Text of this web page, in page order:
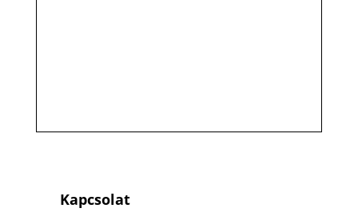
Kapcsolat